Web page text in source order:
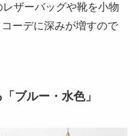
ザーバッグや靴を小物
ーデに深みが増すので
ブルー・水色」